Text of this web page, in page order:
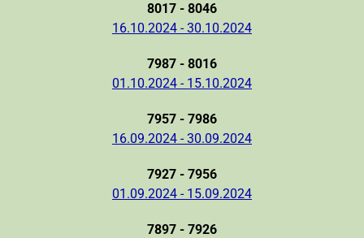
8017 - 8046
16.10.2024 - 30.10.2024
7987 - 8016
01.10.2024 - 15.10.2024
7957 - 7986
16.09.2024 - 30.09.2024
7927 - 7956
01.09.2024 - 15.09.2024
7897 - 7926